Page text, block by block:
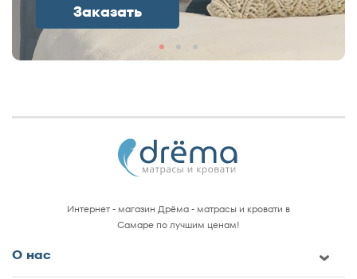
Заказать
Интернет - магазин Дрёма - матрасы и кровати в
Самаре по лучшим ценам!
О нас